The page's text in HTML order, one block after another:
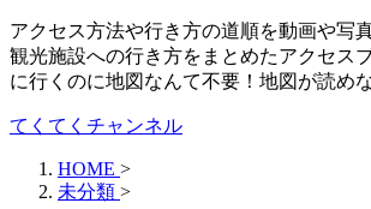
アクセス方法や行き方の道順を動画や写
観光施設への行き方をまとめたアクセス
に行くのに地図なんて不要！地図が読め
てくてくチャンネル
HOME >
未分類 >